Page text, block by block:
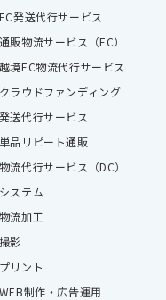
EC発送代行サービス
通販物流サービス（EC）
越境EC物流代行サービス
クラウドファンディング
発送代行サービス
単品リピート通販
物流代行サービス（DC）
システム
物流加工
撮影
プリント
WEB制作・広告運用